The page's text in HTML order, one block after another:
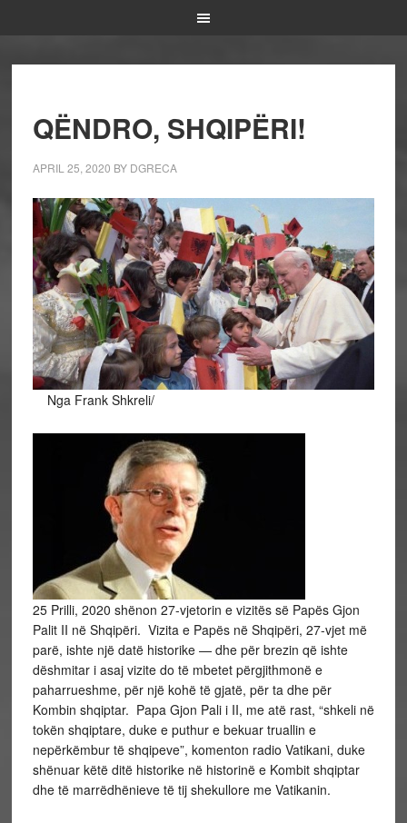
QËNDRO, SHQIPËRI!
APRIL 25, 2020 BY DGRECA
Nga Frank Shkreli/
25 Prilli, 2020 shënon 27-vjetorin e vizitës së Papës Gjon
Palit II në Shqipëri. Vizita e Papës në Shqipëri, 27-vjet më
parë, ishte një datë historike — dhe për brezin që ishte
dëshmitar i asaj vizite do të mbetet përgjithmonë e
paharrueshme, për një kohë të gjatë, për ta dhe për
Kombin shqiptar. Papa Gjon Pali i II, me atë rast, “shkeli në
tokën shqiptare, duke e puthur e bekuar truallin e
nepërkëmbur të shqipeve”, komenton radio Vatikani, duke
shënuar këtë ditë historike në historinë e Kombit shqiptar
dhe të marrëdhënieve të tij shekullore me Vatikanin.